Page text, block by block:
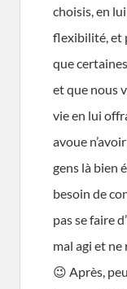
choisis, en
flexibilité, et
que
et que nous
vie en lui
avoue
gens là bien
besoin de
pas se faire
mal agi et
😉 Après,